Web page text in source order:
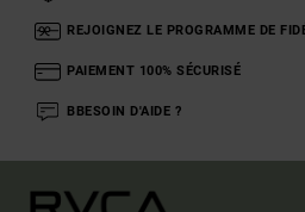
REJOIGNEZ LE PROGRAMME DE
PAIEMENT 100% SÉCURISÉ
BBESOIN D'AIDE ?